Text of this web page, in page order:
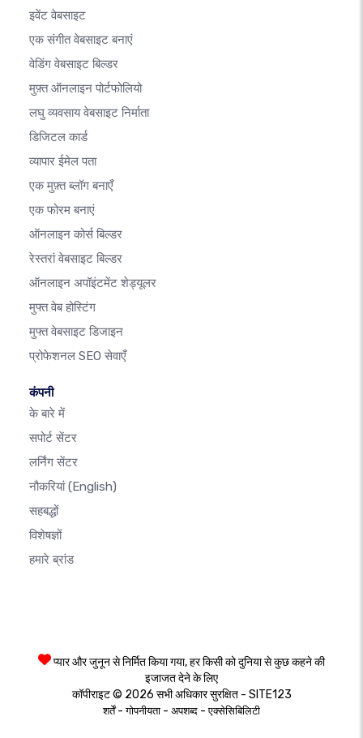
इवेंट वेबसाइट
एक संगीत वेबसाइट बनाएं
वेडिंग वेबसाइट बिल्डर
मुफ़्त ऑनलाइन पोर्टफोलियो
लघु व्यवसाय वेबसाइट निर्माता
डिजिटल कार्ड
व्यापार ईमेल पता
एक मुफ़्त ब्लॉग बनाएँ
एक फोरम बनाएं
ऑनलाइन कोर्स बिल्डर
रेस्तरां वेबसाइट बिल्डर
ऑनलाइन अपॉइंटमेंट शेड्यूलर
मुफ्त वेब होस्टिंग
मुफ्त वेबसाइट डिजाइन
प्रोफेशनल SEO सेवाएँ
कंपनी
के बारे में
सपोर्ट सेंटर
लर्निंग सेंटर
नौकरियां(English)
सहबद्धों
विशेषज्ञों
हमारे ब्रांड
प्यार और जुनून से निर्मित किया गया, हर किसी को दुनिया से कुछ कहने की
इजाजत देने के लिए
कॉपीराइट © 2026 सभी अधिकार सुरक्षित - SITE123
शर्तें-गोपनीयता - अपशब्द -एक्सेसिबिलिटी